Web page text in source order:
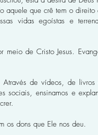
aquele que crê tem o
vidas egoístas e
de Cristo Jesus.
de vídeos, de livros
sociais, ensinamos e
os dons que Ele nos deu.